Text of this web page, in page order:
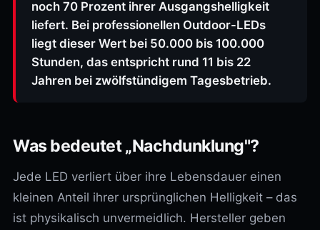
noch 70 Prozent ihrer Ausgangshelligkeit
liefert. Bei professionellen Outdoor-LEDs
liegt dieser Wert bei 50.000 bis 100.000
Stunden, das entspricht rund 11 bis 22
Jahren bei zwölfstündigem Tagesbetrieb.
Was bedeutet „Nachdunklung"?
Jede LED verliert über ihre Lebensdauer einen
kleinen Anteil ihrer ursprünglichen Helligkeit – das
ist physikalisch unvermeidlich. Hersteller geben